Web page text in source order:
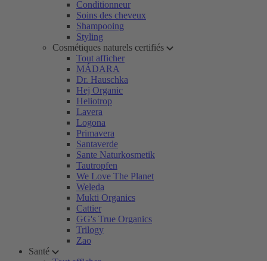
Conditionneur
Soins des cheveux
Shampooing
Styling
Cosmétiques naturels certifiés
Tout afficher
MÁDARA
Dr. Hauschka
Hej Organic
Heliotrop
Lavera
Logona
Primavera
Santaverde
Sante Naturkosmetik
Tautropfen
We Love The Planet
Weleda
Mukti Organics
Cattier
GG's True Organics
Trilogy
Zao
Santé